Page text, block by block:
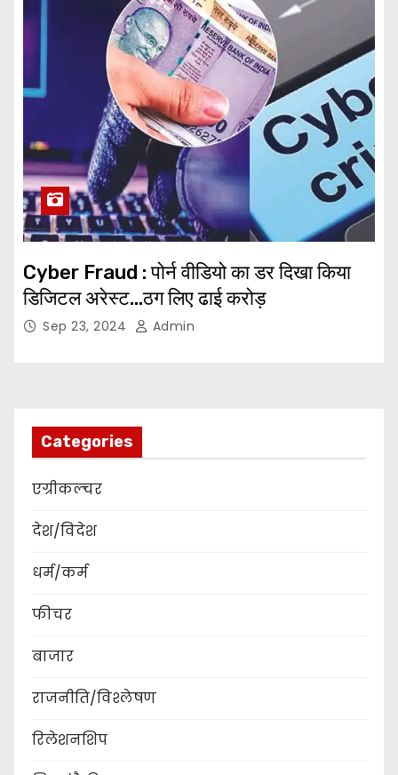
Cyber Fraud : पोर्न वीडियो का डर दिखा किया
डिजिटल अरेस्ट…ठग लिए ढाई करोड़
Sep 23, 2024 Admin
Categories
एग्रीकल्चर
देश/विदेश
धर्म/कर्म
फीचर
बाजार
राजनीति/विश्लेषण
रिलेशनशिप